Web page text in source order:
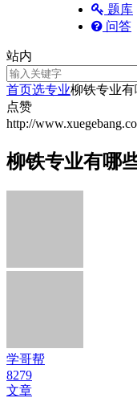
题库
问答
站内
首页选专业柳铁专业
点赞
http://
柳铁专业有哪
学哥帮
8279
文章